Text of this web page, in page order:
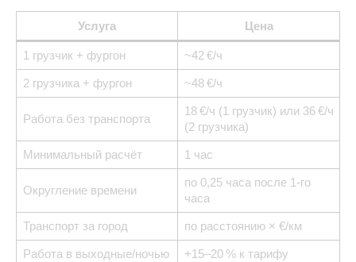
Услуга Цена
1 грузчик + фургон ~42 €/ч
2 грузчика + фургон ~48 €/ч
Работа без транспорта
18 €/ч (1 грузчик) или 36 €/ч
(2 грузчика)
Минимальный расчёт 1 час
Округление времени
по 0,25 часа после 1-го
часа
Транспорт за город по расстоянию × €/км
Работа в выходные/ночью +15–20 % к тарифу